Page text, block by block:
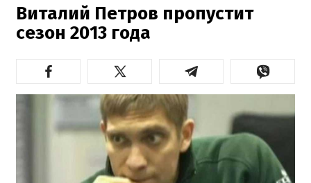
Виталий Петров пропустит
сезон 2013 года